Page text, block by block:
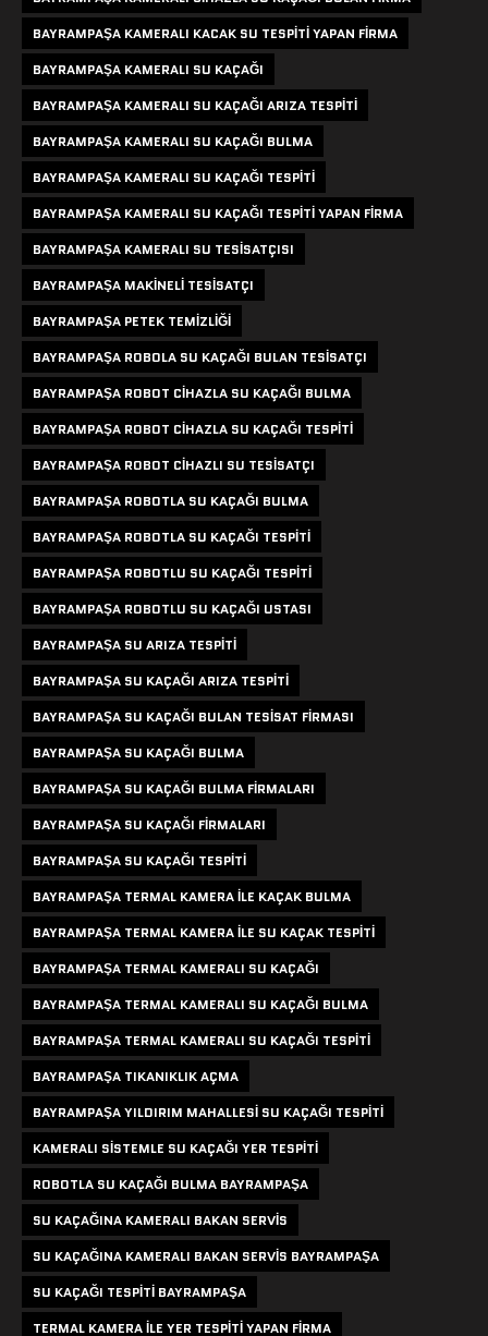
BAYRAMPAŞA KAMERALI KACAK SU TESPITI YAPAN FIRMA
BAYRAMPAŞA KAMERALI SU KAÇAĞI
BAYRAMPAŞA KAMERALI SU KAÇAĞI ARIZA TESPITI
BAYRAMPAŞA KAMERALI SU KAÇAĞI BULMA
BAYRAMPAŞA KAMERALI SU KAÇAĞI TESPITI
BAYRAMPAŞA KAMERALI SU KAÇAĞI TESPITI YAPAN FIRMA
BAYRAMPAŞA KAMERALI SU TESISATÇISI
BAYRAMPAŞA MAKINELI TESISATÇI
BAYRAMPAŞA PETEK TEMIZLIĞI
BAYRAMPAŞA ROBOLA SU KAÇAĞI BULAN TESISATÇI
BAYRAMPAŞA ROBOT CIHAZLA SU KAÇAĞI BULMA
BAYRAMPAŞA ROBOT CIHAZLA SU KAÇAĞI TESPITI
BAYRAMPAŞA ROBOT CIHAZLI SU TESISATÇI
BAYRAMPAŞA ROBOTLA SU KAÇAĞI BULMA
BAYRAMPAŞA ROBOTLA SU KAÇAĞI TESPITI
BAYRAMPAŞA ROBOTLU SU KAÇAĞI TESPITI
BAYRAMPAŞA ROBOTLU SU KAÇAĞI USTASI
BAYRAMPAŞA SU ARIZA TESPITI
BAYRAMPAŞA SU KAÇAĞI ARIZA TESPITI
BAYRAMPAŞA SU KAÇAĞI BULAN TESISAT FIRMASI
BAYRAMPAŞA SU KAÇAĞI BULMA
BAYRAMPAŞA SU KAÇAĞI BULMA FIRMALARI
BAYRAMPAŞA SU KAÇAĞI FIRMALARI
BAYRAMPAŞA SU KAÇAĞI TESPITI
BAYRAMPAŞA TERMAL KAMERA ILE KAÇAK BULMA
BAYRAMPAŞA TERMAL KAMERA ILE SU KAÇAK TESPITI
BAYRAMPAŞA TERMAL KAMERALI SU KAÇAĞI
BAYRAMPAŞA TERMAL KAMERALI SU KAÇAĞI BULMA
BAYRAMPAŞA TERMAL KAMERALI SU KAÇAĞI TESPITI
BAYRAMPAŞA TIKANIKLIK AÇMA
BAYRAMPAŞA YILDIRIM MAHALLESI SU KAÇAĞI TESPITI
KAMERALI SISTEMLE SU KAÇAĞI YER TESPITI
ROBOTLA SU KAÇAĞI BULMA BAYRAMPAŞA
SU KAÇAĞINA KAMERALI BAKAN SERVIS
SU KAÇAĞINA KAMERALI BAKAN SERVIS BAYRAMPAŞA
SU KAÇAĞI TESPITI BAYRAMPAŞA
TERMAL KAMERA ILE YER TESPITI YAPAN FIRMA